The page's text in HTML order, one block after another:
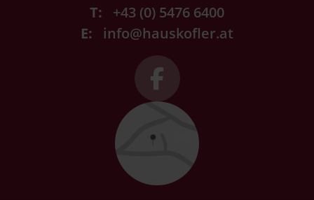
T:
+43 (0) 5476 6400
E:
info@hauskofler.at